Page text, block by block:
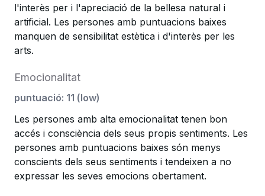
l'interès per i l'apreciació de la bellesa natural i
artificial. Les persones amb puntuacions baixes
manquen de sensibilitat estètica i d'interès per les
arts.
Emocionalitat
puntuació: 11 (low)
Les persones amb alta emocionalitat tenen bon
accés i consciència dels seus propis sentiments. Les
persones amb puntuacions baixes són menys
conscients dels seus sentiments i tendeixen a no
expressar les seves emocions obertament.